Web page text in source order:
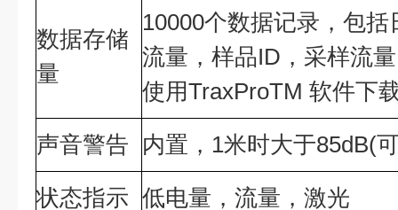
数据存储
量
10000个数据记录，包
流量，样品ID，采样流
使用TraxProTM 软件下
声音警告 内置，1米时大于85dB(
状态指示 低电量，流量，激光